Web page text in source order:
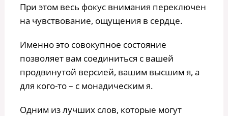
При этом весь фокус внимания переключен
на чувствование, ощущения в сердце.
Именно это совокупное состояние
позволяет вам соединиться с вашей
продвинутой версией, вашим высшим я, а
для кого-то – с монадическим я.
Одним из лучших слов, которые могут